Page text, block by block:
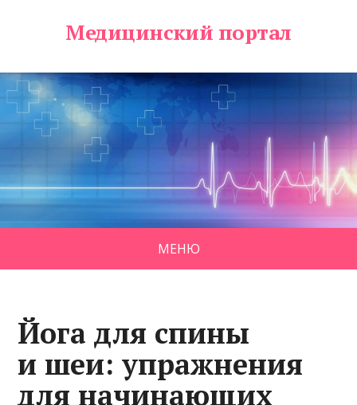
Медицинский портал
МЕНЮ
Йога для спины
и шеи: упражнения
для начинающих